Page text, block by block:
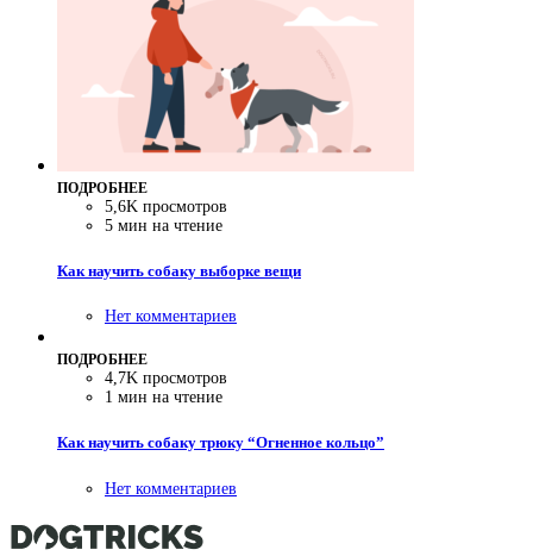
ПОДРОБНЕЕ
5,6K просмотров
5 мин на чтение
Как научить собаку выборке вещи
Нет комментариев
ПОДРОБНЕЕ
4,7K просмотров
1 мин на чтение
Как научить собаку трюку “Огненное кольцо”
Нет комментариев